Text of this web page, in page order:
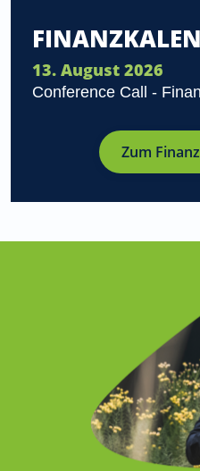
13. August 2026
Conference Call -
Zum